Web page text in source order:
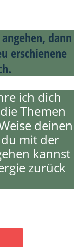
dann
erschienene
ich dich
Themen
deinen
mit der
kannst
zurück